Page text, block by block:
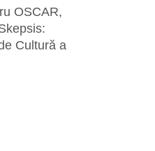
OSCAR,
Cultură a